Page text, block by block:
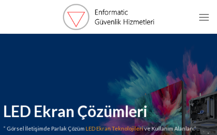
LED Ekran Çözümleri
“ Görsel İletişimde Parlak Çözüm LED Ekran Teknolojilerive Kullanım Alanları.”